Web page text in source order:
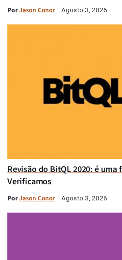
PorJason Conor Agosto 3, 2026
Revisão do BitQL 2020: é
Verificamos
PorJason Conor Agosto 3, 2026